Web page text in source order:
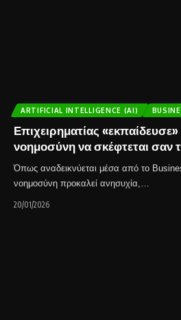
ARTIFICIAL INTELLIGENCE (AI)
Επιχειρηματίας
νοημοσύνη να σκέφτεται σαν
Όπως αναδεικνύεται μέσα από το
νοημοσύνη προκαλεί ανησυχία,…
20/01/2026